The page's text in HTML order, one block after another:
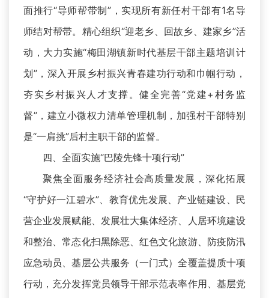
面推行“导师帮带制”，实现所有新任村干部有1名导
师结对帮带。精心组织“迎老乡、回故乡、建家乡”活
动，大力实施“梅田湖镇新时代基层干部主题培训计
划”，深入开展乡村振兴青春建功行动和巾帼行动，
夯实乡村振兴人才支撑。健全完善“党建+村务监
督”，建立小微权力清单管理机制，加强村干部特别
是“一肩挑”后村主职干部的监督。
四、全面实施“巴陵先锋十项行动”
聚焦全面服务经济社会高质量发展，深化拓展
“守护好一江碧水”、教育优先发展、产业链建设、民
营企业发展赋能、发展壮大集体经济、人居环境建设
和整治、常态化扫黑除恶、红色文化旅游、防疫防汛
应急动员、基层公共服务（一门式）全覆盖提质十项
行动，充分发挥党员领导干部示范表率作用、基层党